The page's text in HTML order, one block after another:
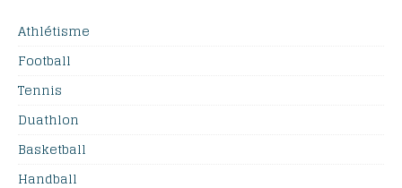
Athlétisme
Football
Tennis
Duathlon
Basketball
Handball